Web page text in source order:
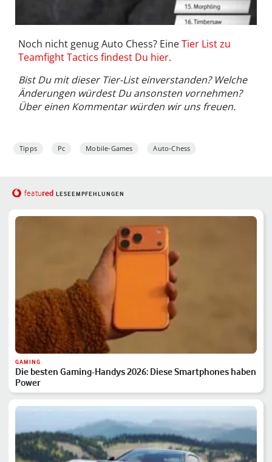
Noch nicht genug Auto Chess? EineTier List zu
Teamfight Tactics findest Du hier.
Bist Du mit dieser Tier-List einverstanden? Welche
Änderungen würdest Du ansonsten vornehmen?
Über einen Kommentar würden wir uns freuen.
Tipps Pc Mobile-Games Auto-Chess
featured LESEEMPFEHLUNGEN
GAMING
Die besten Gaming-Handys 2026: Diese Smartphones haben
Power